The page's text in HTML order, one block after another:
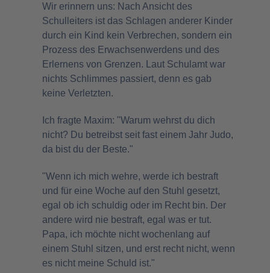
Wir erinnern uns: Nach Ansicht des
Schulleiters ist das Schlagen anderer Kinder
durch ein Kind kein Verbrechen, sondern ein
Prozess des Erwachsenwerdens und des
Erlernens von Grenzen. Laut Schulamt war
nichts Schlimmes passiert, denn es gab
keine Verletzten.
Ich fragte Maxim: "Warum wehrst du dich
nicht? Du betreibst seit fast einem Jahr Judo,
da bist du der Beste."
"Wenn ich mich wehre, werde ich bestraft
und für eine Woche auf den Stuhl gesetzt,
egal ob ich schuldig oder im Recht bin. Der
andere wird nie bestraft, egal was er tut.
Papa, ich möchte nicht wochenlang auf
einem Stuhl sitzen, und erst recht nicht, wenn
es nicht meine Schuld ist."